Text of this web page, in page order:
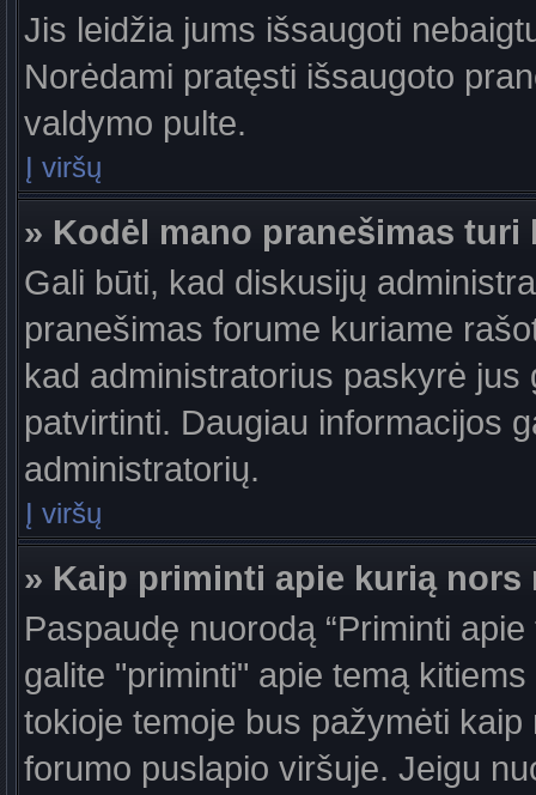
Jis leidžia jums išsaugoti
Norėdami pratęsti išsaugoto
valdymo pulte.
Į viršų
» Kodėl mano pranešimas
Gali būti, kad diskusijų
pranešimas forume kuriame
kad administratorius paskyrė
patvirtinti. Daugiau informacijos
administratorių.
Į viršų
» Kaip priminti apie kurią nors
Paspaudę nuorodą “Priminti
galite "priminti" apie temą
tokioje temoje bus pažymėti
forumo puslapio viršuje. Jeigu